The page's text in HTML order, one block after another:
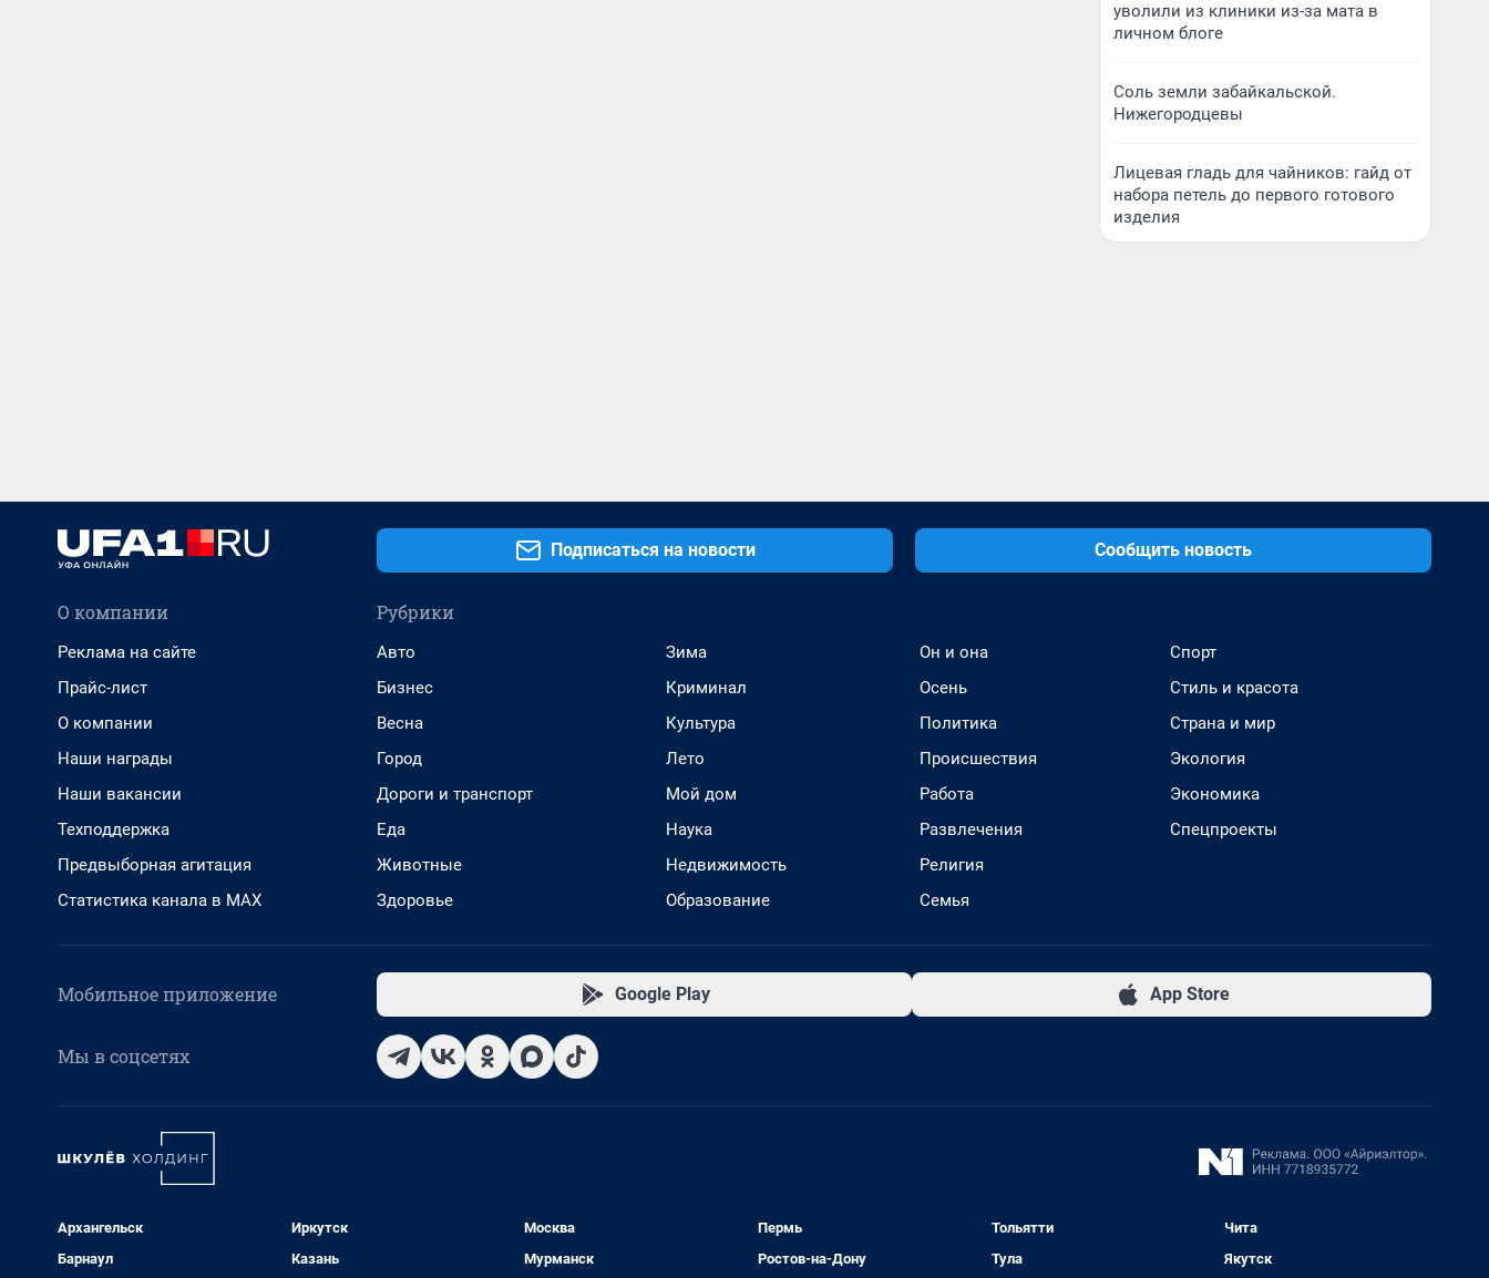
уволили из клиники из-за мата в
личном блоге
Соль земли забайкальской.
Нижегородцевы
Лицевая гладь для чайников: гайд от
набора петель до первого готового
изделия
Подписаться на новости Сообщить новость
О компании
Реклама на сайте
Прайс-лист
О компании
Наши награды
Наши вакансии
Техподдержка
Предвыборная агитация
Статистика канала в MAX
Рубрики
Авто
Бизнес
Весна
Город
Дороги и транспорт
Еда
Животные
Здоровье
Зима
Криминал
Культура
Лето
Мой дом
Наука
Недвижимость
Образование
Он и она
Осень
Политика
Происшествия
Работа
Развлечения
Религия
Семья
Спорт
Стиль и красота
Страна и мир
Экология
Экономика
Спецпроекты
Мобильное приложение Google Play App Store
Мы в соцсетях
Архангельск
Барнаул
Иркутск
Казань
Москва
Мурманск
Пермь
Ростов-на-Дону
Тольятти
Тула
Чита
Якутск